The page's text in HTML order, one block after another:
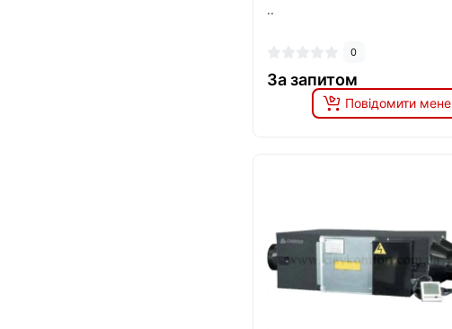
..
0
За запитом
Повідомити мене